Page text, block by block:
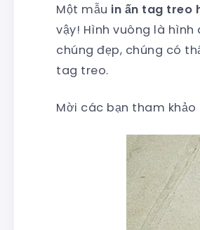
Một mẫu in ấn tag treo
vậy! Hình vuông là
chúng đẹp, chúng có
tag treo.
Mời các bạn tham khảo